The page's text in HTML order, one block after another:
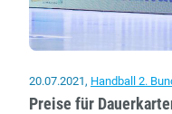
20.07.2021 , Handball 2.
Preise für